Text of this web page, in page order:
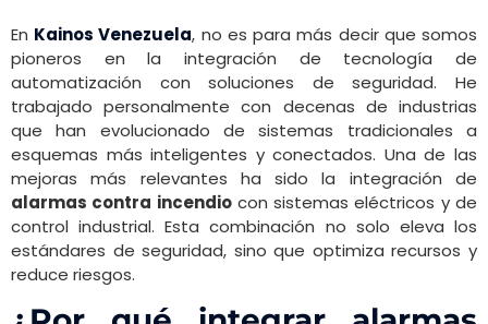
En Kainos Venezuela, no es para más decir que somos
pioneros en la integración de tecnología de
automatización con soluciones de seguridad. He
trabajado personalmente con decenas de industrias
que han evolucionado de sistemas tradicionales a
esquemas más inteligentes y conectados. Una de las
mejoras más relevantes ha sido la integración de
alarmas contra incendiocon sistemas eléctricos y de
control industrial. Esta combinación no solo eleva los
estándares de seguridad, sino que optimiza recursos y
reduce riesgos.